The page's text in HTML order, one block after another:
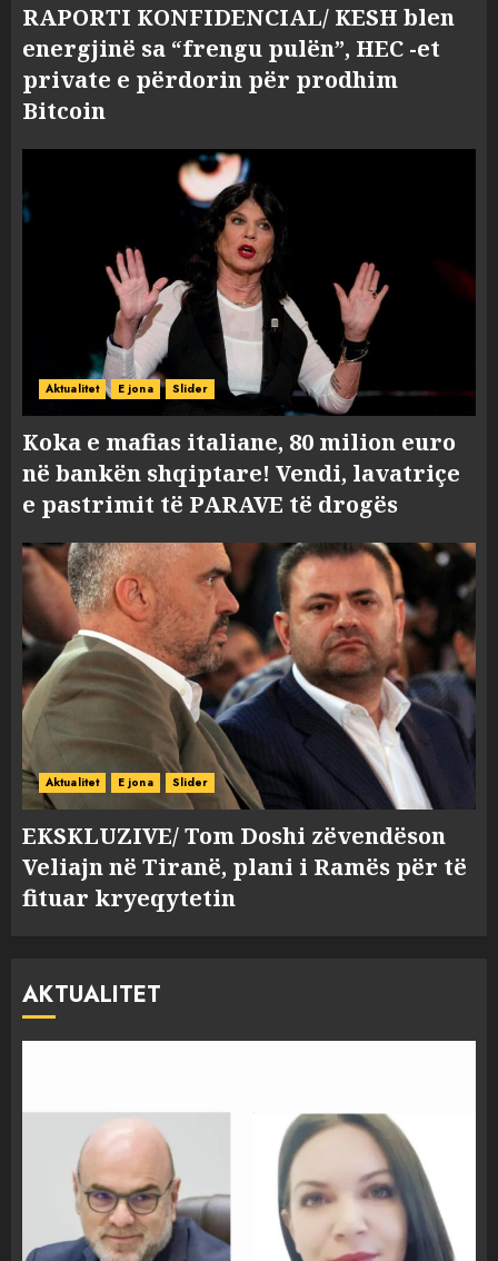
RAPORTI KONFIDENCIAL/ KESH blen
energjinë sa “frengu pulën”, HEC -et
private e përdorin për prodhim
Bitcoin
Aktualitet E jona Slider
Koka e mafias italiane, 80 milion euro
në bankën shqiptare! Vendi, lavatriçe
e pastrimit të PARAVE të drogës
Aktualitet E jona Slider
EKSKLUZIVE/ Tom Doshi zëvendëson
Veliajn në Tiranë, plani i Ramës për të
fituar kryeqytetin
AKTUALITET